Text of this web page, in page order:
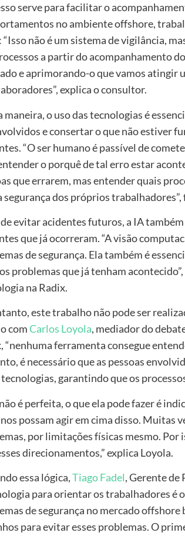
serve para facilitar o
no ambiente offshore,
não é um sistema de vigilância,
a partir do acompanhamento
e aprimorando-o que vamos atingir
explica o consultor.
maneira, o uso das tecnologias é
e consertar o que não estiver
“O ser humano é passível de
o porquê de tal erro estar
que errarem, mas entender quais
segurança dos próprios
evitar acidentes futuros, a IA
que já ocorreram. “A visão
de segurança. Ela também é
problemas que já tenham
na Radix.
este trabalho não pode ser
comCarlos Loyola, mediador do
“nenhuma ferramenta consegue
é necessário que as pessoas
tecnologias, garantindo que os
é perfeita, o que ela pode fazer é
possam agir em cima disso. Muitas
por limitações físicas mesmo.
direcionamentos,” explica Loyola.
essa lógica,Tiago Fadel, Gerente de
para orientar os trabalhadores é
de segurança no mercado
para evitar esses problemas. O